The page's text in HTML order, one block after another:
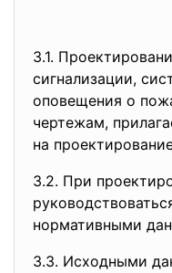
3.1.
сигнализации,
оповещения о
чертежам,
на
3.2. При
нормативными
3.3. Исходными